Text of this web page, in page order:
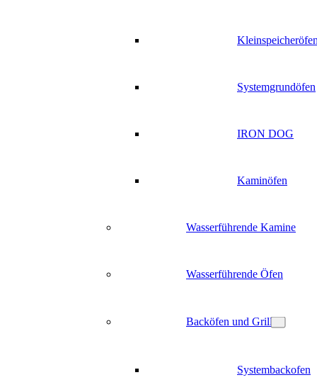
Systemgrundöfen
IRON DOG
Kaminöfen
Wasserführende Kamine
Wasserführende Öfen
Backöfen und Grill
Systembackofen